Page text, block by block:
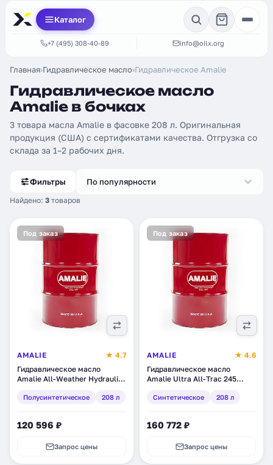
Каталог
+7 (495) 308-40-89 info@oilx.org
Главная›Гидравлическое масло›Гидравлическое Amalie
Гидравлическое масло
Amalie в бочках
3 товара масла Amalie в фасовке 208 л. Оригинальная
продукция (США) с сертификатами качества. Отгрузка со
склада за 1–2 рабочих дня.
Фильтры
Найдено: 3 товаров
По популярности
Под заказ
AMALIE
★ 4.7
Гидравлическое масло
Amalie All-Weather Hydraulic
208 л (160-64123-05)
Полусинтетическое 208 л
120 596 ₽
Запрос цены
Под заказ
AMALIE
★ 4.6
Гидравлическое масло
Amalie Ultra All-Trac 245
синтетическое, 208 л (160-
Синтетическое 208 л
160 772 ₽
Запрос цены